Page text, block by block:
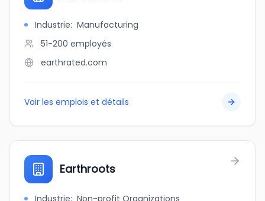
Industrie: Manufacturing
51-200 employés
earthrated.com
Voir les emplois et détails
Earthroots
Industrie: Non-profit Organizations